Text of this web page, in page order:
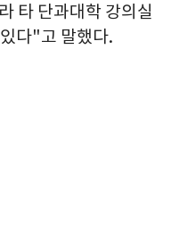
타 단과대학 강의실
다"고 말했다.